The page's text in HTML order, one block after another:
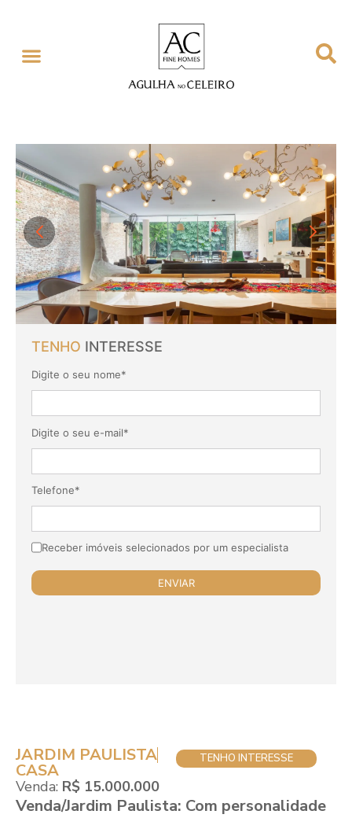
TENHO INTERESSE
Digite o seu nome*
Digite o seu e-mail*
Telefone*
Receber imóveis selecionados por um especialista
JARDIM PAULISTA
CASA
Venda: R$ 15.000.000
TENHO INTERESSE
Venda/Jardim Paulista: Com personalidade